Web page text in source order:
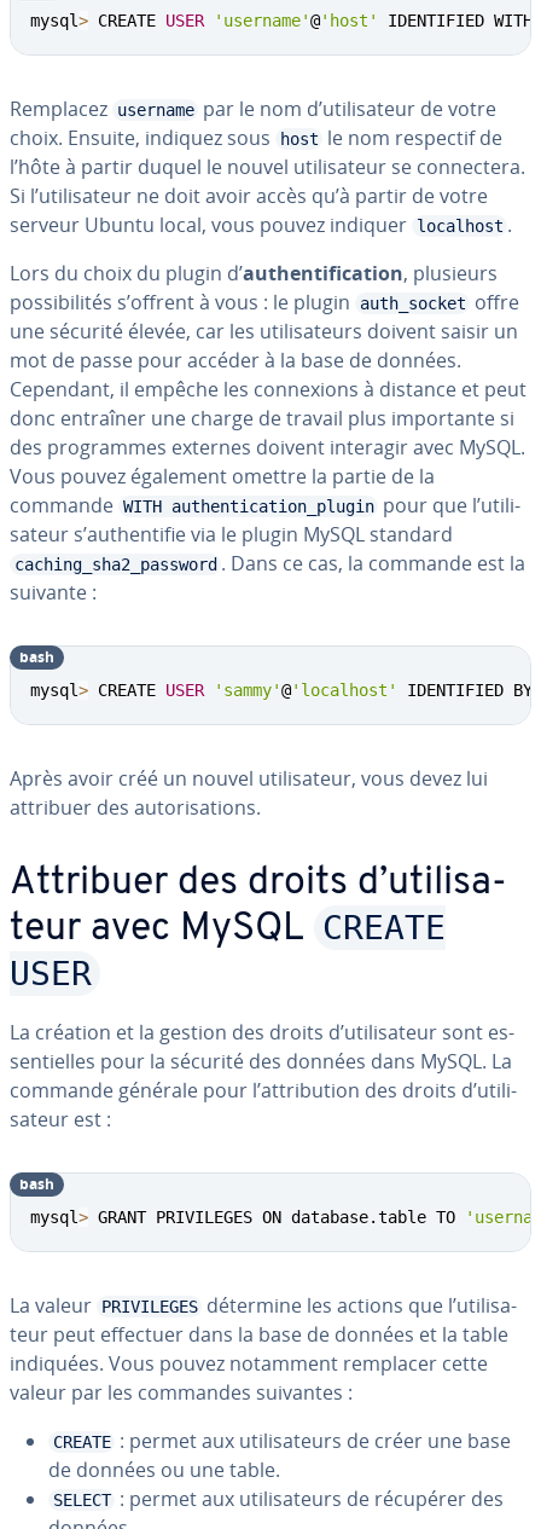
mysql> CREATE USER 'username'@'host' IDENTIFIED
Remplacez username par le nom d’uti­li­sa­teur de votre
choix. Ensuite, indiquez sous
host le nom respectif de
l’hôte à partir duquel le nouvel uti­li­sa­teur se con­nec­tera.
Si l’uti­li­sa­teur ne doit avoir accès qu’à partir de votre
serveur Ubuntu local, vous pouvez indiquer localhost .
Lors du choix du plugin d’au­then­ti­fi­ca­tion, plusieurs
pos­si­bi­li­tés s’offrent à vous : le plugin
auth_socket offre
une sécurité élevée, car les uti­li­sa­teurs doivent saisir un
mot de passe pour accéder à la base de données.
Cependant, il empêche les con­nexions à distance et peut
donc entraîner une charge de travail plus im­por­tante si
des pro­grammes externes doivent interagir avec MySQL.
Vous pouvez également omettre la partie de la
commande WITH authentication_plugin pour que l’uti­li­
sa­teur s’au­then­ti­fie via le plugin MySQL standard
caching_sha2_password . Dans ce cas, la commande est la
suivante :
mysql> CREATE USER 'sammy'@'localhost' IDENTIFIED BY
bash
Après avoir créé un nouvel uti­li­sa­teur, vous devez lui
attribuer des au­to­ri­sa­tions.
Attribuer des droits d’uti­li­sa­
teur avec MySQL CREATE
USER
La création et la gestion des droits d’uti­li­sa­teur sont es­
sen­tielles pour la sécurité des données dans MySQL. La
commande générale pour l’at­tri­bu­tion des droits d’uti­li­
sa­teur est :
mysql> GRANT PRIVILEGES ON database.table TO
bash
La valeur PRIVILEGES détermine les actions que l’uti­li­sa­
teur peut effectuer dans la base de données et la table
indiquées. Vous pouvez notamment remplacer cette
valeur par les commandes suivantes :
CREATE : permet aux uti­li­sa­teurs de créer une base
de données ou une table.
SELECT : permet aux uti­li­sa­teurs de récupérer des